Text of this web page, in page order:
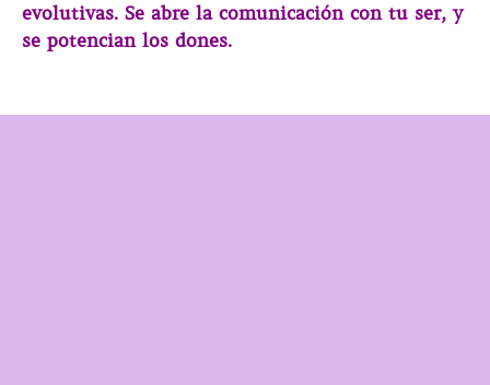
evolutivas. Se abre la comunicación con tu ser, y
se potencian los dones.